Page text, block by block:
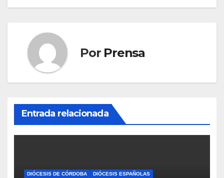
Por Prensa
Entrada relacionada
DIÓCESIS DE CÓRDOBA DIÓCESIS ESPAÑOLAS